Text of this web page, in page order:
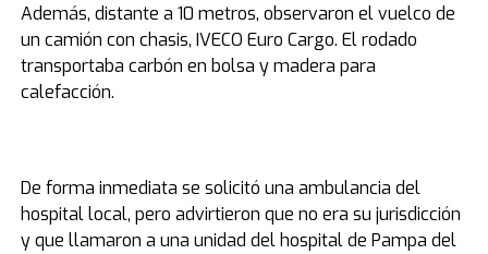
Además, distante a 10 metros, observaron el vuelco de
un camión con chasis, IVECO Euro Cargo. El rodado
transportaba carbón en bolsa y madera para
calefacción.
De forma inmediata se solicitó una ambulancia del
hospital local, pero advirtieron que no era su jurisdicción
y que llamaron a una unidad del hospital de Pampa del